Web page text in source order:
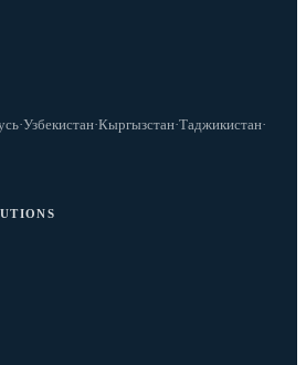
·Узбекистан·Кыргызстан·Таджикистан·